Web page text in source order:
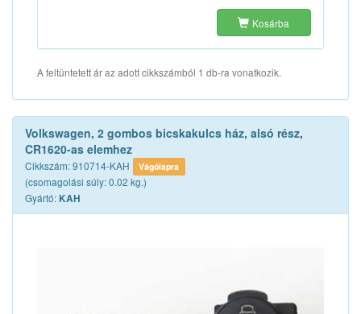
Kosárba
A feltüntetett ár az adott cikkszámból 1 db-ra vonatkozik.
Volkswagen, 2 gombos bicskakulcs ház, alsó rész,
CR1620-as elemhez
Cikkszám: 910714-KAH Vágólapra
(csomagolási súly: 0.02 kg.)
Gyártó: KAH